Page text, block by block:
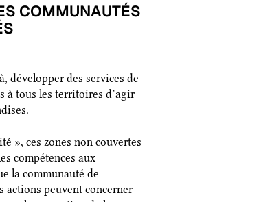
COMMUNAUTÉS
développer des services de
à tous les territoires d’agir
», ces zones non couvertes
compétences aux
la communauté de
actions peuvent concerner